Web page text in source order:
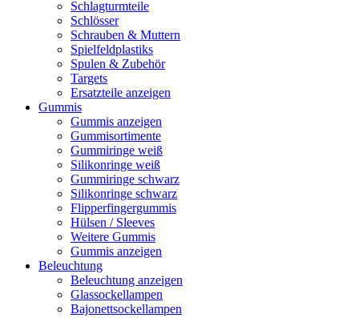
Schlagturmteile
Schlösser
Schrauben & Muttern
Spielfeldplastiks
Spulen & Zubehör
Targets
Ersatzteile anzeigen
Gummis
Gummis anzeigen
Gummisortimente
Gummiringe weiß
Silikonringe weiß
Gummiringe schwarz
Silikonringe schwarz
Flipperfingergummis
Hülsen / Sleeves
Weitere Gummis
Gummis anzeigen
Beleuchtung
Beleuchtung anzeigen
Glassockellampen
Bajonettsockellampen